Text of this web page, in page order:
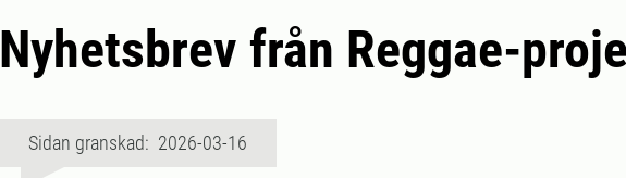
Nyhetsbrev från Reggae-
Sidan granskad: 2026-03-16